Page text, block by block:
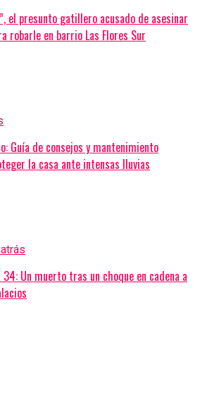
el presunto gatillero acusado de asesinar
robarle en barrio Las Flores Sur
Guía de consejos y mantenimiento
la casa ante intensas lluvias
Un muerto tras un choque en cadena a